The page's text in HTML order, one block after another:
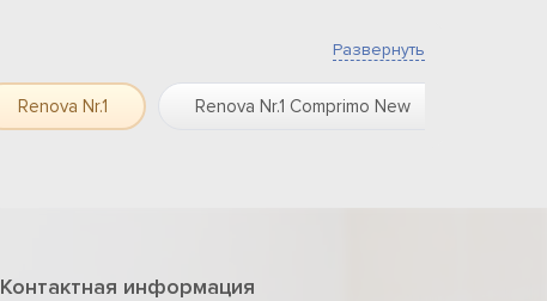
Renova Nr.1 Renova Nr.1 Comprimo New
Развернуть
Контактная информация